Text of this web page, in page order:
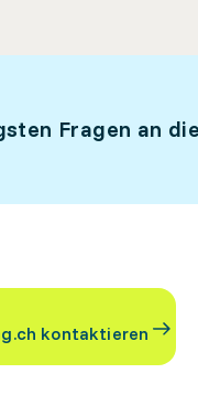
Fragen an
kontaktieren